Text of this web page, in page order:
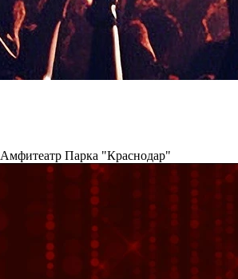
Амфитеатр Парка "Краснодар"